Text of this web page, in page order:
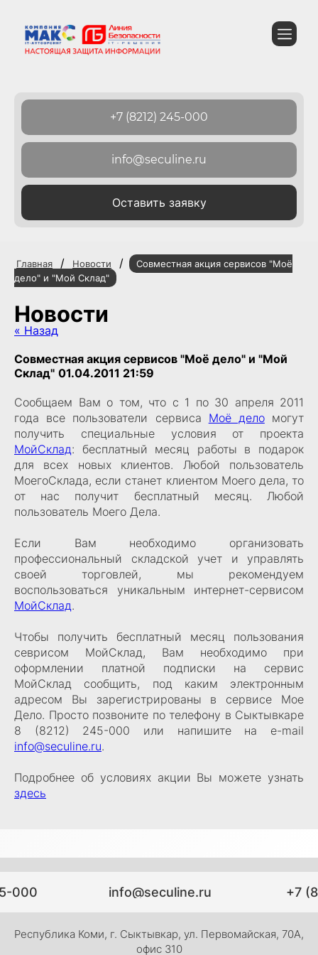
+7 (8212) 245-000
info@seculine.ru
Оставить заявку
Главная / Новости /
Совместная акция сервисов "Моё
дело" и "Мой Склад"
Новости
« Назад
Совместная акция сервисов "Моё дело" и "Мой
Склад" 01.04.2011 21:59
Сообщаем Вам о том, что с 1 по 30 апреля 2011
года все пользователи сервиса Моё деломогут
получить специальные условия от проекта
МойСклад: бесплатный месяц работы в подарок
для всех новых клиентов. Любой пользователь
МоегоСклада, если станет клиентом Моего дела, то
от нас получит бесплатный месяц. Любой
пользователь Моего Дела.
Если Вам необходимо организовать
профессиональный складской учет и управлять
своей торговлей, мы рекомендуем
воспользоваться уникальным интернет-сервисом
МойСклад.
Чтобы получить бесплатный месяц пользования
севрисом МойСклад, Вам необходимо при
оформлении платной подписки на сервис
МойСклад сообщить, под каким электронным
адресом Вы зарегистрированы в сервисе Мое
Дело. Просто позвоните по телефону в Сыктывкаре
8 (8212) 245-000 или напишите на e-mail
info@seculine.ru.
Подробнее об условиях акции Вы можете узнать
здесь
000 info@seculine.ru +7
Республика Коми, г. Сыктывкар, ул. Первомайская, 70А,
офис 310